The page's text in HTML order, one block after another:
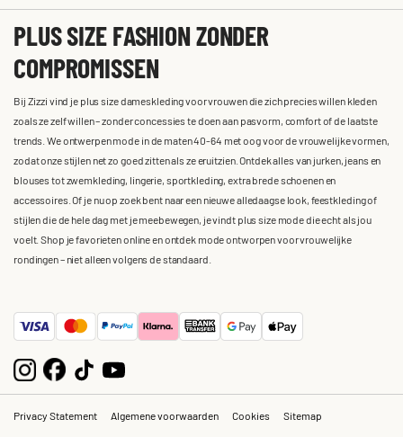
PLUS SIZE FASHION ZONDER
COMPROMISSEN
Bij Zizzi vind je plus size dameskleding voor vrouwen die zich precies willen kleden
zoals ze zelf willen – zonder concessies te doen aan pasvorm, comfort of de laatste
trends. We ontwerpen mode in de maten 40-64 met oog voor de vrouwelijke vormen,
zodat onze stijlen net zo goed zitten als ze eruitzien. Ontdek alles van jurken, jeans en
blouses tot zwemkleding, lingerie, sportkleding, extra brede schoenen en
accessoires. Of je nu op zoek bent naar een nieuwe alledaagse look, feestkleding of
stijlen die de hele dag met je meebewegen, je vindt plus size mode die echt als jou
voelt. Shop je favorieten online en ontdek mode ontworpen voor vrouwelijke
rondingen – niet alleen volgens de standaard.
Privacy Statement Algemene voorwaarden Cookies Sitemap